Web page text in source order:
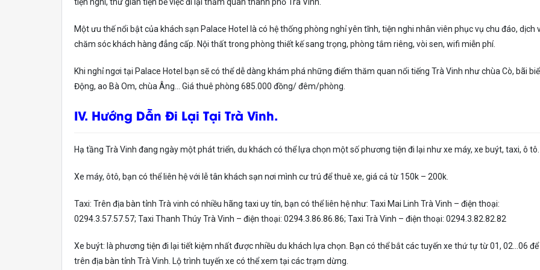
Một ưu thế nổi bật của khách sạn Palace Hotel là có hệ thống phòng nghỉ yên tĩnh, tiện nghi nhân viên phục vụ chu đáo, dịch
chăm sóc khách hàng đẳng cấp. Nội thất trong phòng thiết kế sang trọng, phòng tắm riêng, vòi sen, wifi miễn phí.
Khi nghỉ ngơi tại Palace Hotel bạn sẽ có thể dễ dàng khám phá những điểm thăm quan nổi tiếng Trà Vinh như chùa Cò, bãi
Động, ao Bà Om, chùa Âng… Giá thuê phòng 685.000 đồng/ đêm/phòng.
IV. Hướng Dẫn Đi Lại Tại Trà Vinh.
Hạ tầng Trà Vinh đang ngày một phát triển, du khách có thể lựa chọn một số phương tiện đi lại như xe máy, xe buýt, taxi, ô tô.
Xe máy, ôtô, bạn có thể liên hệ với lễ tân khách sạn nơi mình cư trú để thuê xe, giá cả từ 150k – 200k.
Taxi: Trên địa bàn tỉnh Trà vinh có nhiều hãng taxi uy tín, bạn có thể liên hệ như: Taxi Mai Linh Trà Vinh – điện thoại:
0294.3.57.57.57; Taxi Thanh Thúy Trà Vinh – điện thoại: 0294.3.86.86.86; Taxi Trà Vinh – điện thoại: 0294.3.82.82.82
Xe buýt: là phương tiện đi lại tiết kiệm nhất được nhiều du khách lựa chọn. Bạn có thể bắt các tuyến xe thứ tự từ 01, 02…06 để
trên địa bàn tỉnh Trà Vinh. Lộ trình tuyến xe có thể xem tại các trạm dừng.